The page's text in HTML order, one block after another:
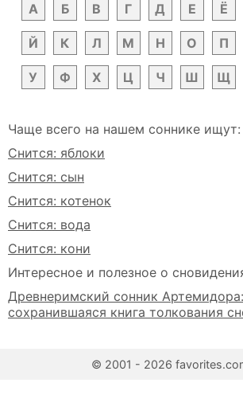
А
Б В Г Д Е Ё
Й К Л М Н О П
У Ф Х Ц Ч Ш Щ
Чаще всего на нашем соннике ищут:
Снится: яблоки
Снится: сын
Снится: котенок
Снится: вода
Снится: кони
Интересное и полезное о
Древнеримский сонник
сохранившаяся книга толкования
© 2001 - 2026